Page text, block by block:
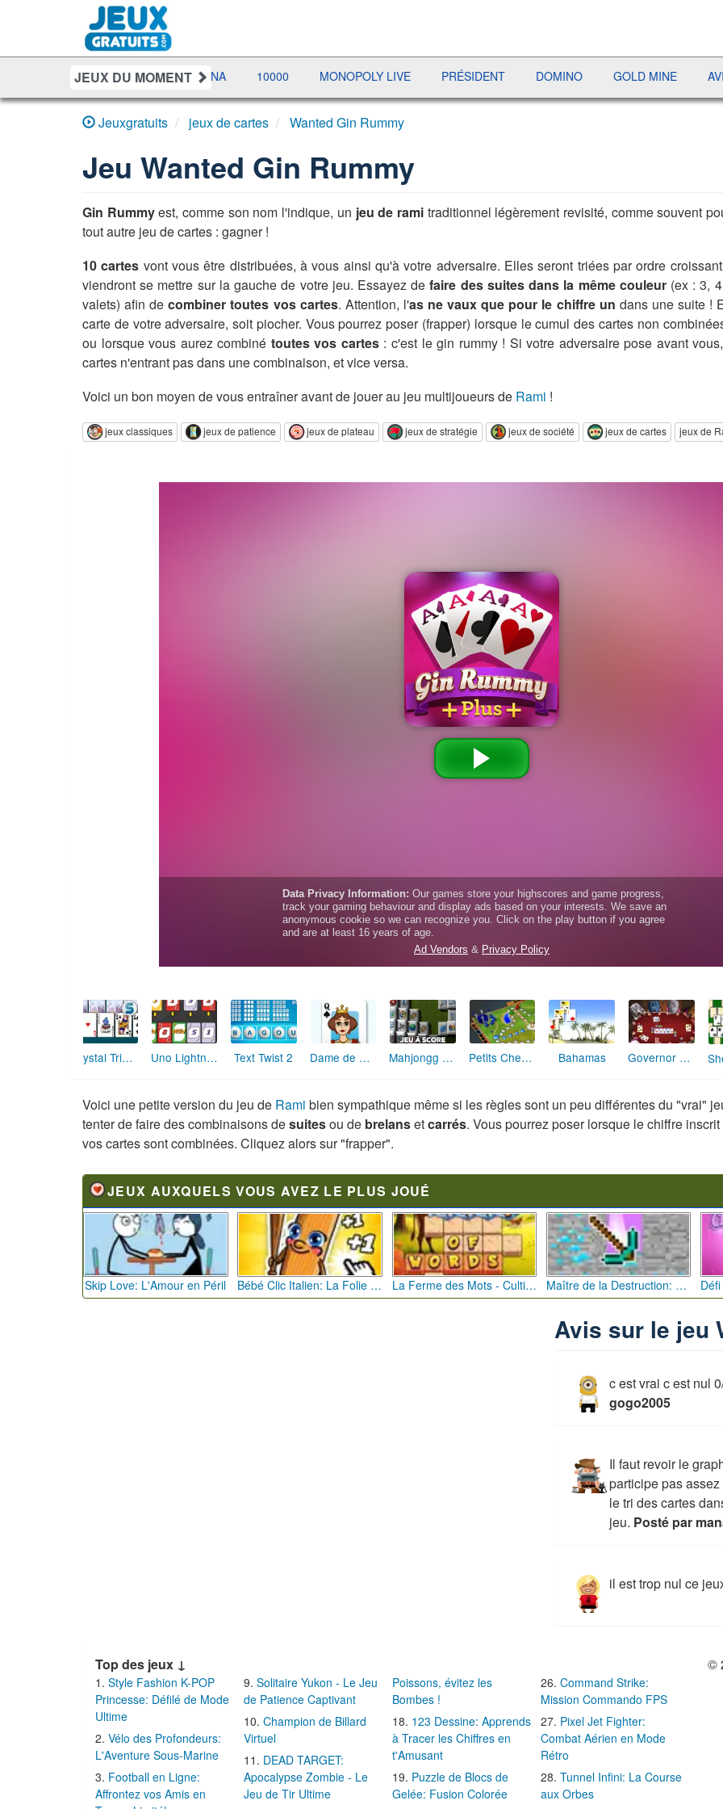
JEUX DU MOMENT
BUBBLE MACHINA 10000 MONOPOLY LIVE PRÉSIDENT DOMINO GOLD MINE AVIATOR
Jeuxgratuits jeux de cartes Wanted Gin Rummy
Jeu Wanted Gin Rummy
Gin Rummyest, comme son nom l'indique, un jeu de ramitraditionnel légèrement revisité, comme souvent
tout autre jeu de cartes : gagner !
10 cartes vont vous être distribuées, à vous ainsi qu'à votre adversaire. Elles seront triées par ordre
viendront se mettre sur la gauche de votre jeu. Essayez defaire des suites dans la même couleur(ex : 3,
valets) afin decombiner toutes vos cartes. Attention, l'as ne vaux que pour le chiffre un dans une suite !
carte de votre adversaire, soit piocher. Vous pourrez poser (frapper) lorsque le cumul des cartes non
ou lorsque vous aurez combiné toutes vos cartes: c'est le gin rummy ! Si votre adversaire pose avant
cartes n'entrant pas dans une combinaison, et vice versa.
Voici un bon moyen de vous entraîner avant de jouer au jeu multijoueurs de Rami !
jeux classiques jeux de patience jeux de plateau jeux de stratégie jeux de société jeux de cartes jeux de
Crystal TriPeaks Solitaire Uno Lightning Text Twist 2 Dame de Pique Mahjongg 3D Petits Chevaux Bahamas Governor of Poker
Voici une petite version du jeu de Rami bien sympathique même si les règles sont un peu différentes du "vrai"
tenter de faire des combinaisons desuitesou de brelansetcarrés. Vous pourrez poser lorsque le chiffre
vos cartes sont combinées. Cliquez alors sur "frapper".
JEUX AUXQUELS VOUS AVEZ LE PLUS JOUÉ
Skip Love: L'Amour en Péril Bébé Clic Italien: La Folie des Petits Bambins La Ferme des Mots - Cultivez votre Vocabulaire Maître de la Destruction: Fusion de Pioches
Avis sur le jeu
c est vrai c est nul
gogo2005
Il faut revoir le
participe pas
le tri des cartes
jeu. Posté par
il est trop nul ce
Top des jeux ↓
Style Fashion K-POP
Princesse: Défilé de Mode
Ultime
Vélo des Profondeurs:
L'Aventure Sous-Marine
Football en Ligne:
Affrontez vos Amis en
Solitaire Yukon - Le Jeu
de Patience Captivant
Champion de Billard
Virtuel
DEAD TARGET:
Apocalypse Zombie - Le
Jeu de Tir Ultime
Poissons, évitez les
Bombes !
123 Dessine: Apprends
à Tracer les Chiffres en
t'Amusant
Puzzle de Blocs de
Gelée: Fusion Colorée
Command Strike:
Mission Commando FPS
Pixel Jet Fighter:
Combat Aérien en Mode
Rétro
Tunnel Infini: La Course
aux Orbes
©